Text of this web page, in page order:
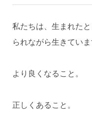
私たちは、生まれた
られながら生きていま
より良くなること。
正しくあること。